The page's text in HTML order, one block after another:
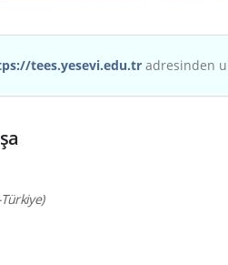
tees.yesevi.edu.tr adresinden